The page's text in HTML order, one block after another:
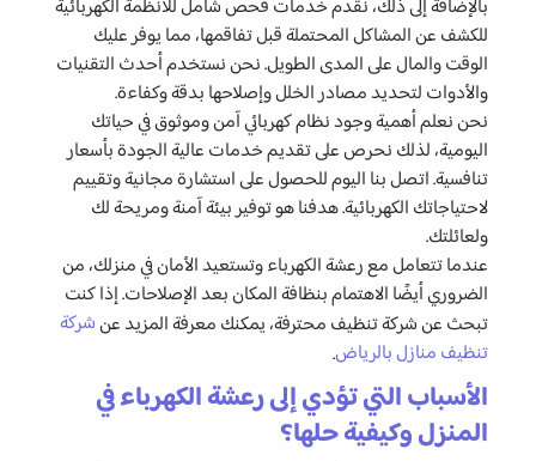
بالإضافة إلى ذلك، نقدم خدمات فحص شامل للأنظمة الكهربائية
للكشف عن المشاكل المحتملة قبل تفاقمها، مما يوفر عليك
الوقت والمال على المدى الطويل. نحن نستخدم أحدث التقنيات
والأدوات لتحديد مصادر الخلل وإصلاحها بدقة وكفاءة.
نحن نعلم أهمية وجود نظام كهربائي آمن وموثوق في حياتك
اليومية، لذلك نحرص على تقديم خدمات عالية الجودة بأسعار
تنافسية. اتصل بنا اليوم للحصول على استشارة مجانية وتقييم
لاحتياجاتك الكهربائية. هدفنا هو توفير بيئة آمنة ومريحة لك
ولعائلتك.
عندما تتعامل مع رعشة الكهرباء وتستعيد الأمان في منزلك، من
الضروري أيضًا الاهتمام بنظافة المكان بعد الإصلاحات. إذا كنت
تبحث عن شركة تنظيف محترفة، يمكنك معرفة المزيد عنشركة
تنظيف منازل بالرياض.
الأسباب التي تؤدي إلى رعشة الكهرباء في
المنزل وكيفية حلها؟